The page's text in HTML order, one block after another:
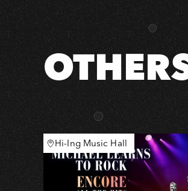
聲
II
Hi-Ing Music Hall